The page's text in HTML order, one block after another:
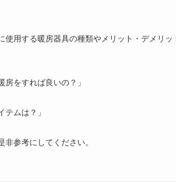
使用する暖房器具の種類やメリット・デメリ
房をすれば良いの？ 」
テムは？ 」
非参考にしてください。